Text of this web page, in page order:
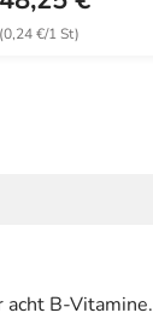
(0,24 €/1 St)
acht B-Vitamine.